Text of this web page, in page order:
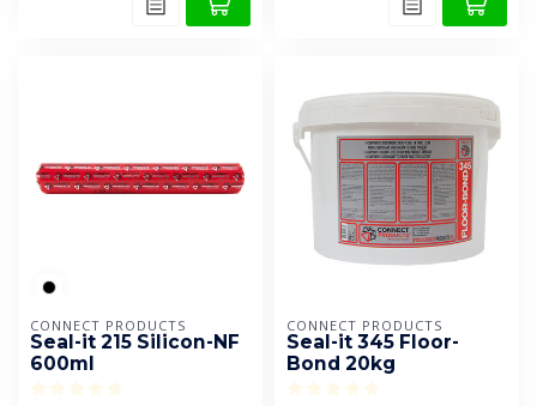
CONNECT PRODUCTS
Seal-it 215 Silicon-NF
600ml
CONNECT PRODUCTS
Seal-it 345 Floor-
Bond 20kg